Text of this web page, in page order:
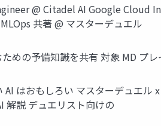
@ Citadel AI Google Cloud
共著 @ マスターデュエル
めの予備知識を共有 対象 MD プ
はおもしろい マスターデュエ
解説 デュエリスト向けの